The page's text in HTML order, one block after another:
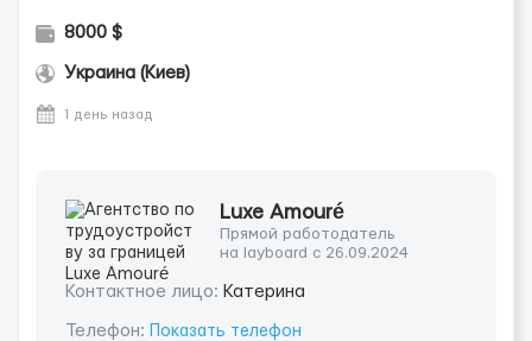
8000 $
Украина (Киев)
1 день назад
Luxe Amouré
Прямой работодатель
на layboard с 26.09.2024
Контактное лицо: Катерина
Телефон: Показать телефон